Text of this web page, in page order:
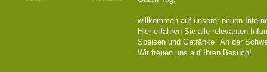
willkommen auf unserer neuen
Hier erfahren Sie alle relevanten
Speisen und Getränke "An der
Wir freuen uns auf Ihren Besuch!